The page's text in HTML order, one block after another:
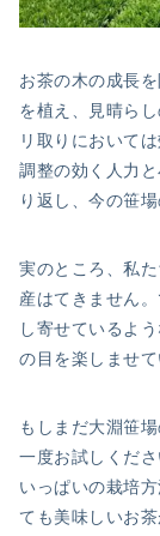
お茶の木の成長
を植え、見晴ら
リ取りにおいて
調整の効く人力
り返し、今の笹
実のところ、私
産はてきません
し寄せているよ
の目を楽しませて
もしまだ大淵笹
一度お試しくだ
いっぱいの栽培
ても美味しいお